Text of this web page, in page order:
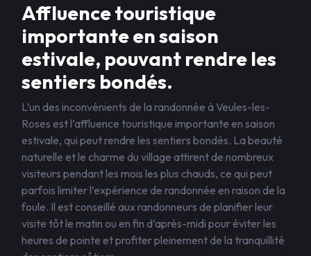
Affluence touristique
importante en saison
estivale, pouvant rendre les
sentiers bondés.
L’un des inconvénients de la randonnée à Veules-les-
Roses est l’affluence touristique importante en saison
estivale, qui peut rendre les sentiers bondés. La beauté
naturelle et le charme du village attirent de nombreux
visiteurs pendant les mois les plus chauds, ce qui peut
parfois limiter l’expérience de randonnée en raison de la
foule. Il est conseillé aux randonneurs de planifier leur
visite tôt le matin ou en fin d’après-midi pour éviter les
heures de pointe et profiter pleinement de la tranquillité